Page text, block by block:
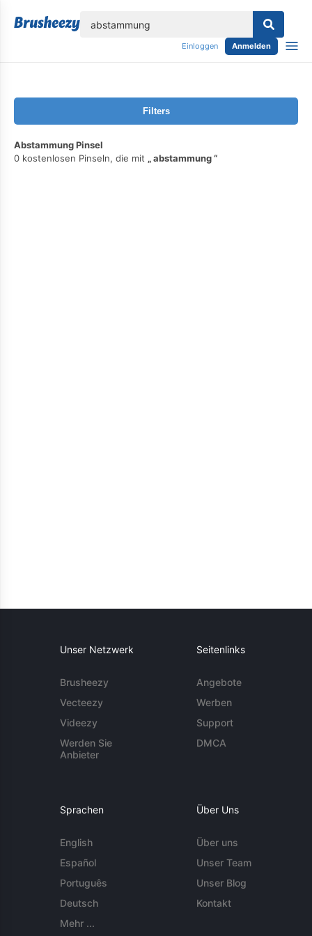
Einloggen Anmelden
Filters
Abstammung Pinsel
0 kostenlosen Pinseln, die mit
abstammung
Unser Netzwerk
Brusheezy
Vecteezy
Videezy
Werden Sie
Anbieter
Seitenlinks
Angebote
Werben
Support
DMCA
Sprachen
English
Español
Português
Deutsch
Mehr ...
Über Uns
Über uns
Unser Team
Unser Blog
Kontakt